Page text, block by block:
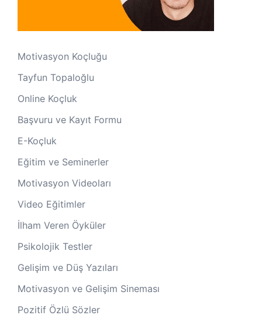
Motivasyon Koçluğu
Tayfun Topaloğlu
Online Koçluk
Başvuru ve Kayıt Formu
E-Koçluk
Eğitim ve Seminerler
Motivasyon Videoları
Video Eğitimler
İlham Veren Öyküler
Psikolojik Testler
Gelişim ve Düş Yazıları
Motivasyon ve Gelişim Sineması
Pozitif Özlü Sözler